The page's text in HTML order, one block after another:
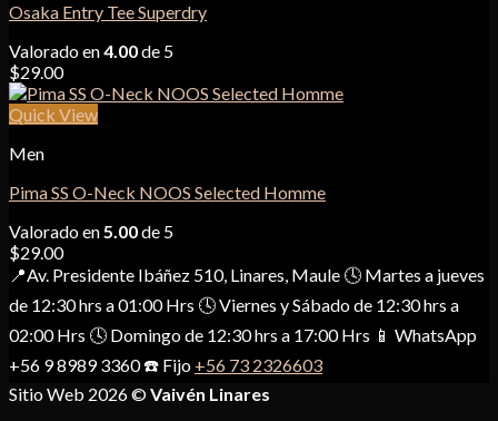
Osaka Entry Tee Superdry
Valorado en4.00de 5
$29.00
Quick View
Men
Pima SS O-Neck NOOS Selected Homme
Valorado en5.00de 5
$29.00
📍Av. Presidente Ibáñez 510, Linares, Maule 🕓 Martes a jueves
de 12:30 hrs a 01:00 Hrs 🕓 Viernes y Sábado de 12:30 hrs a
02:00 Hrs 🕓 Domingo de 12:30 hrs a 17:00 Hrs 📱 WhatsApp
+56 9 8989 3360 ☎️ Fijo +56 73 2326603
Sitio Web 2026 ©Vaivén Linares